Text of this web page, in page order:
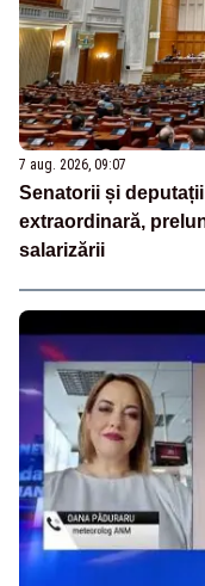
7 aug. 2026, 09:07
Senatorii și
extraordinară,
salarizării